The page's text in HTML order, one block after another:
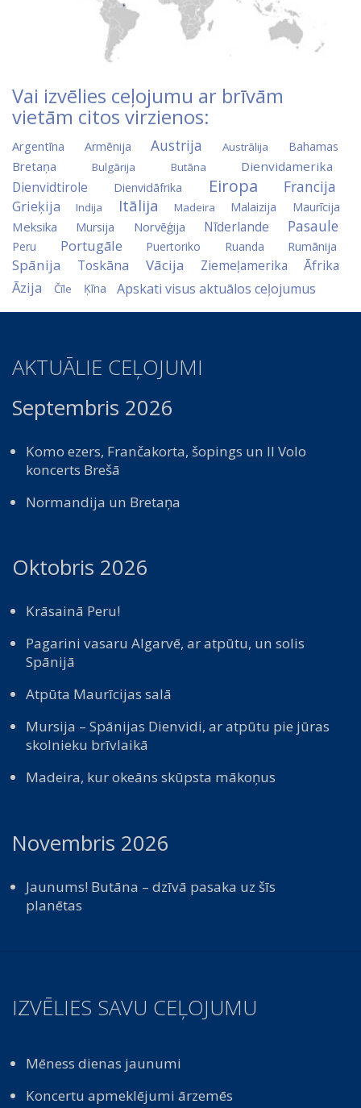
Vai izvēlies ceļojumu ar brīvām
vietām citos virzienos:
Argentīna Armēnija Austrija Austrālija Bahamas
Bretaņa Bulgārija Butāna Dienvidamerika
Dienvidtirole Dienvidāfrika Eiropa Francija
Grieķija Indija Itālija Madeira Malaizija Maurīcija
Meksika Mursija Norvēģija Nīderlande Pasaule
Peru Portugāle Puertoriko Ruanda Rumānija
Spānija Toskāna Vācija Ziemeļamerika Āfrika
Āzija Čīle Ķīna Apskati visus aktuālos ceļojumus
AKTUĀLIE CEĻOJUMI
Septembris 2026
Komo ezers, Frančakorta, šopings un Il Volo
koncerts Brešā
Normandija un Bretaņa
Oktobris 2026
Krāsainā Peru!
Pagarini vasaru Algarvē, ar atpūtu, un solis
Spānijā
Atpūta Maurīcijas salā
Mursija – Spānijas Dienvidi, ar atpūtu pie jūras
skolnieku brīvlaikā
Madeira, kur okeāns skūpsta mākoņus
Novembris 2026
Jaunums! Butāna – dzīvā pasaka uz šīs
planētas
IZVĒLIES SAVU CEĻOJUMU
Mēness dienas jaunumi
Koncertu apmeklējumi ārzemēs